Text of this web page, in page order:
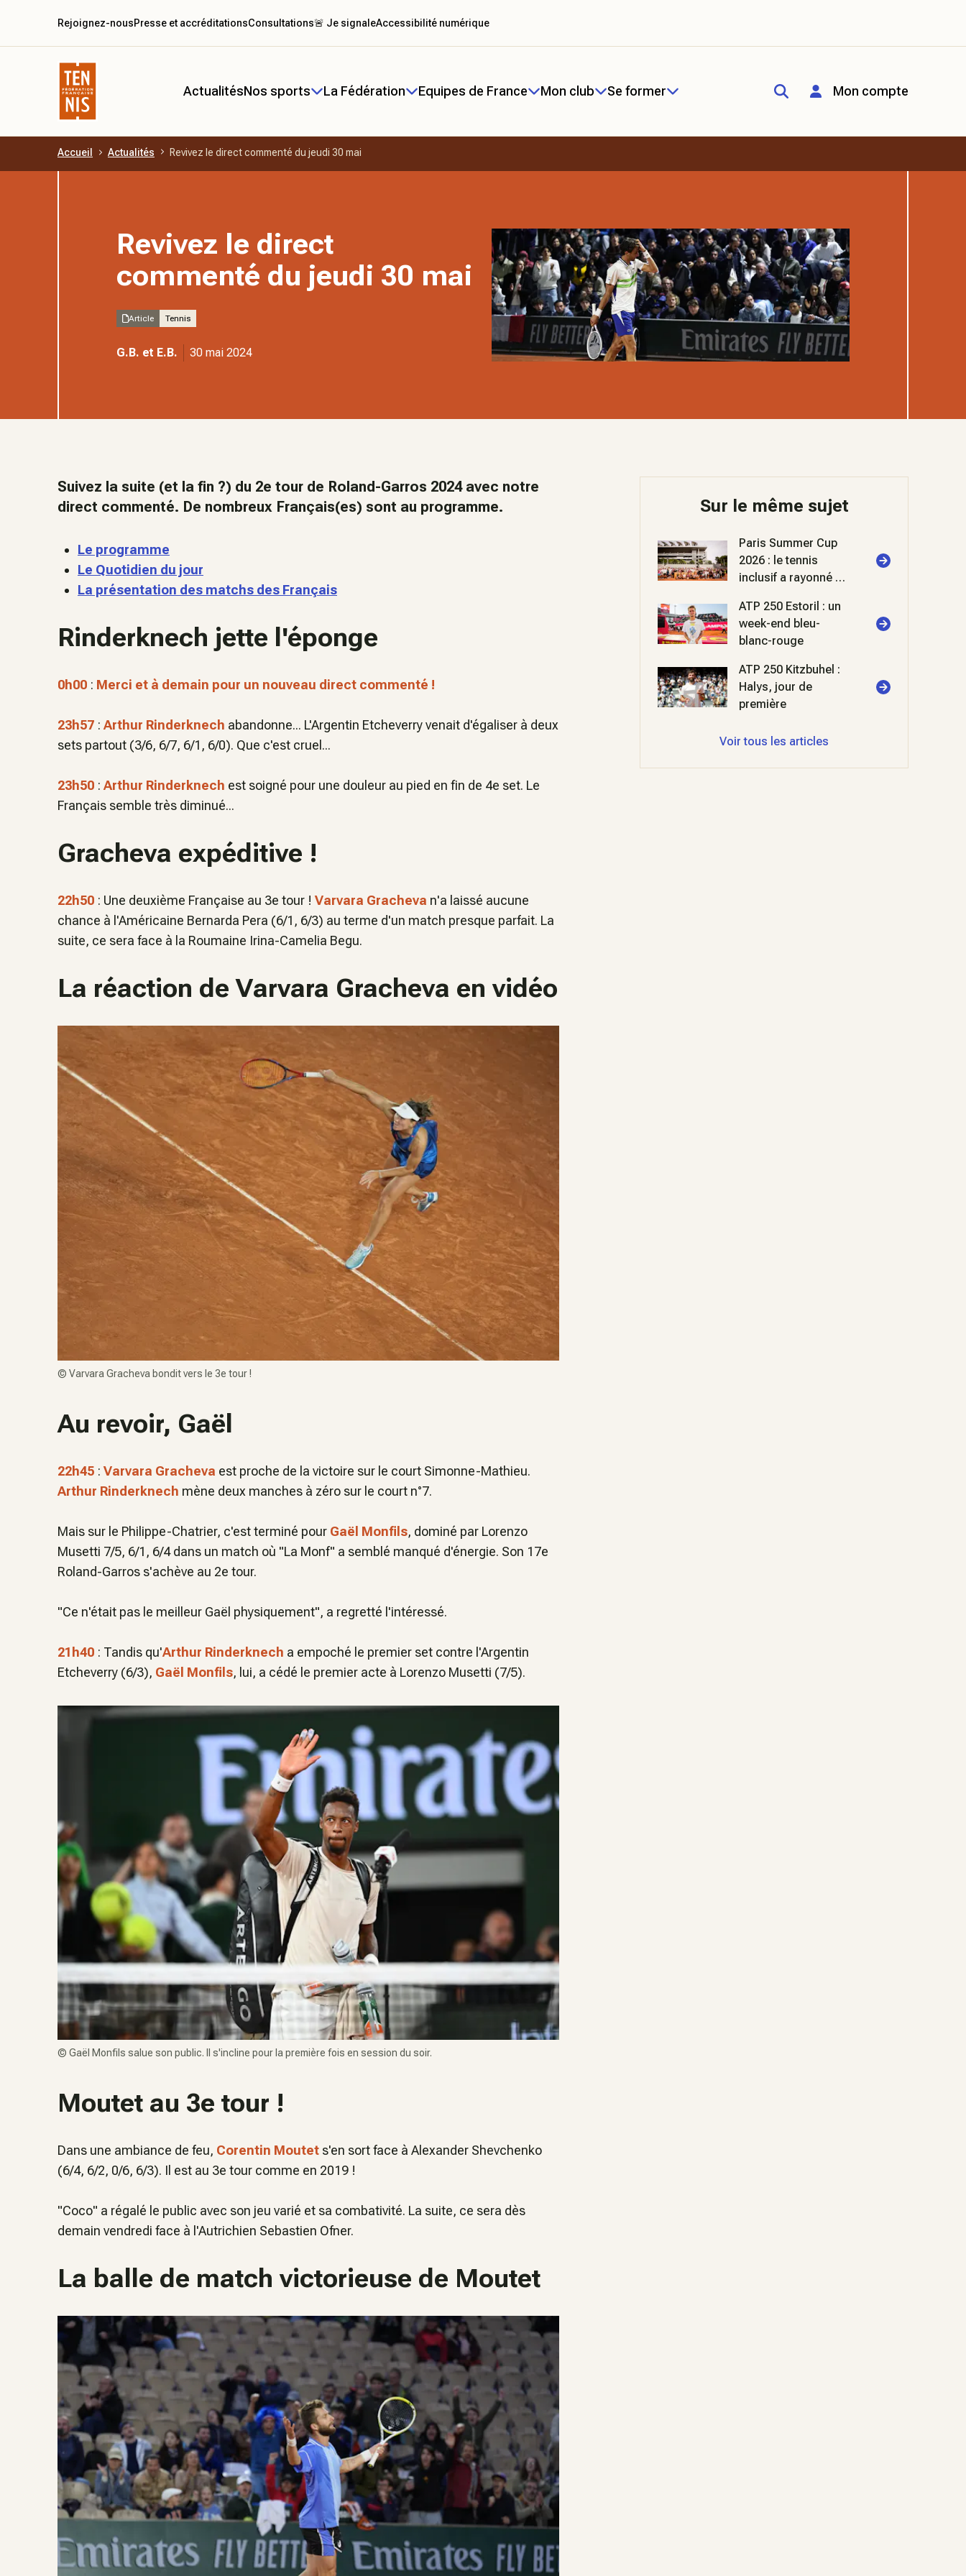
Aller au contenu principal
ActualitésNos sports La Fédération Equipes de France Mon club Se former Mon compte
Rejoignez-nousPresse et accréditationsConsultations🚨 Je signaleAccessibilité numérique
Accueil Actualités Revivez le direct commenté du jeudi 30 mai
Revivez le direct
commenté du jeudi 30 mai
Article Tennis
G.B. et E.B. 30 mai 2024
Suivez la suite (et la fin ?) du 2e tour de Roland-Garros 2024 avec notre
direct commenté. De nombreux Français(es) sont au programme.
Le programme
Le Quotidien du jour
La présentation des matchs des Français
Rinderknech jette l'éponge
0h00 : Merci et à demain pour un nouveau direct commenté !
23h57 : Arthur Rinderknech abandonne... L'Argentin Etcheverry venait d'égaliser à deux
sets partout (3/6, 6/7, 6/1, 6/0). Que c'est cruel...
23h50 : Arthur Rinderknech est soigné pour une douleur au pied en fin de 4e set. Le
Français semble très diminué...
Gracheva expéditive !
22h50 : Une deuxième Française au 3e tour ! Varvara Gracheva n'a laissé aucune
chance à l'Américaine Bernarda Pera (6/1, 6/3) au terme d'un match presque parfait. La
suite, ce sera face à la Roumaine Irina-Camelia Begu.
La réaction de Varvara Gracheva en vidéo
© Varvara Gracheva bondit vers le 3e tour !
Au revoir, Gaël
22h45 : Varvara Gracheva est proche de la victoire sur le court Simonne-Mathieu.
Arthur Rinderknech mène deux manches à zéro sur le court n°7.
Mais sur le Philippe-Chatrier, c'est terminé pour Gaël Monfils, dominé par Lorenzo
Musetti 7/5, 6/1, 6/4 dans un match où "La Monf" a semblé manqué d'énergie. Son 17e
Roland-Garros s'achève au 2e tour.
"Ce n'était pas le meilleur Gaël physiquement", a regretté l'intéressé.
21h40 : Tandis qu'Arthur Rinderknech a empoché le premier set contre l'Argentin
Etcheverry (6/3), Gaël Monfils, lui, a cédé le premier acte à Lorenzo Musetti (7/5).
© Gaël Monfils salue son public. Il s'incline pour la première fois en session du soir.
Moutet au 3e tour !
Dans une ambiance de feu, Corentin Moutet s'en sort face à Alexander Shevchenko
(6/4, 6/2, 0/6, 6/3). Il est au 3e tour comme en 2019 !
"Coco" a régalé le public avec son jeu varié et sa combativité. La suite, ce sera dès
demain vendredi face à l'Autrichien Sebastien Ofner.
La balle de match victorieuse de Moutet
Sur le même sujet
Paris Summer Cup
2026 : le tennis
inclusif a rayonné à
ATP 250 Estoril : un
week-end bleu-
blanc-rouge
ATP 250 Kitzbuhel :
Halys, jour de
première
Voir tous les articles